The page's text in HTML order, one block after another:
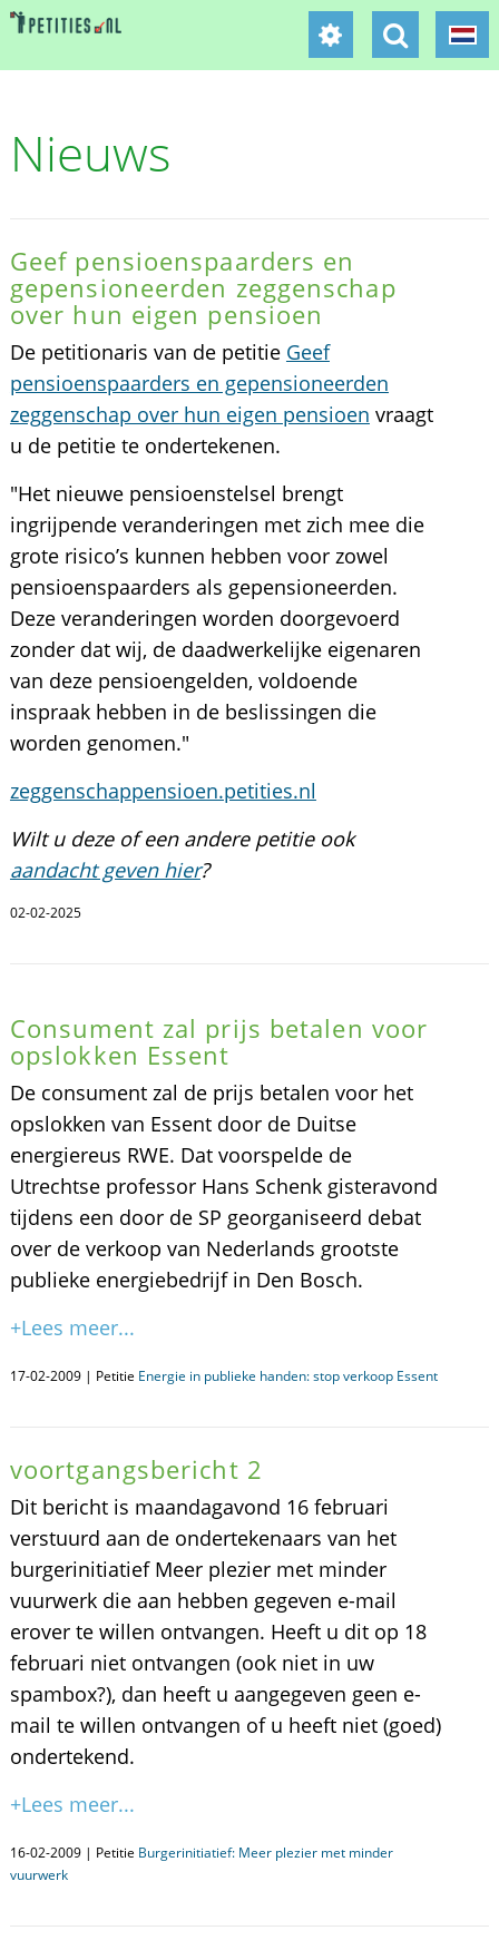
Nieuws
Geef pensioenspaarders en
gepensioneerden zeggenschap
over hun eigen pensioen
De petitionaris van de petitie Geef
pensioenspaarders en gepensioneerden
zeggenschap over hun eigen pensioen vraagt
u de petitie te ondertekenen.
"Het nieuwe pensioenstelsel brengt
ingrijpende veranderingen met zich mee die
grote risico’s kunnen hebben voor zowel
pensioenspaarders als gepensioneerden.
Deze veranderingen worden doorgevoerd
zonder dat wij, de daadwerkelijke eigenaren
van deze pensioengelden, voldoende
inspraak hebben in de beslissingen die
worden genomen."
zeggenschappensioen.petities.nl
Wilt u deze of een andere petitie ook
aandacht geven hier?
02-02-2025
Consument zal prijs betalen voor
opslokken Essent
De consument zal de prijs betalen voor het
opslokken van Essent door de Duitse
energiereus RWE. Dat voorspelde de
Utrechtse professor Hans Schenk gisteravond
tijdens een door de SP georganiseerd debat
over de verkoop van Nederlands grootste
publieke energiebedrijf in Den Bosch.
+Lees meer...
17-02-2009 | Petitie Energie in publieke handen: stop verkoop Essent
voortgangsbericht 2
Dit bericht is maandagavond 16 februari
verstuurd aan de ondertekenaars van het
burgerinitiatief Meer plezier met minder
vuurwerk die aan hebben gegeven e-mail
erover te willen ontvangen. Heeft u dit op 18
februari niet ontvangen (ook niet in uw
spambox?), dan heeft u aangegeven geen e-
mail te willen ontvangen of u heeft niet (goed)
ondertekend.
+Lees meer...
16-02-2009 | Petitie Burgerinitiatief: Meer plezier met minder
vuurwerk